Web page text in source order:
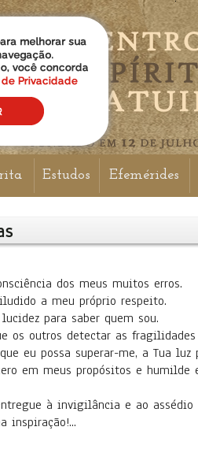
Estudos Efemérides
dos meus muitos erros.
a meu próprio respeito.
para saber quem sou.
os outros detectar as
eu possa superar-me, a Tua
em meus propósitos e
à invigilância e ao
inspiração!...